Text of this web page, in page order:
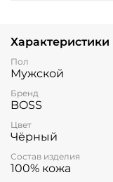
Характеристики
Пол
Мужской
Бренд
BOSS
Цвет
Чёрный
Состав изделия
100% кожа